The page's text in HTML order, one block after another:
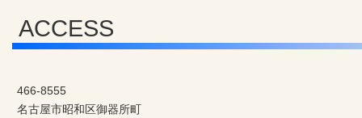
ACCESS
466-8555
名古屋市昭和区御器所町